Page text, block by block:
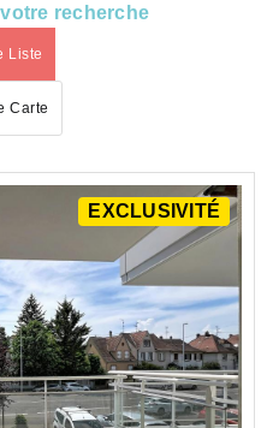
recherche
Liste
Carte
EXCLUSIVITÉ